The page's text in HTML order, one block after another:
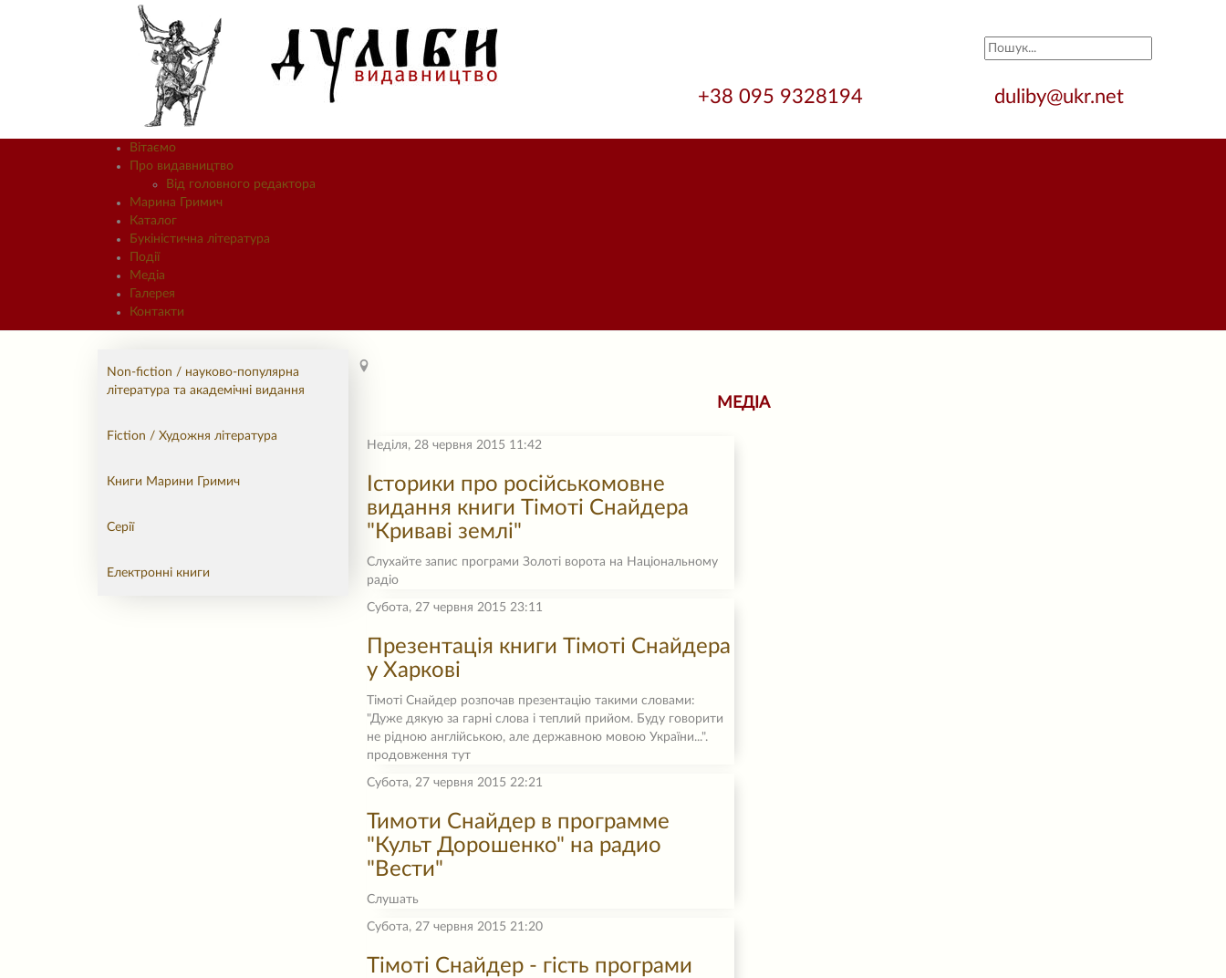
+38 095 9328194 duliby@ukr.net
Вітаємо
Про видавництво
Від головного редактора
Марина Гримич
Каталог
Букіністична література
Події
Медіа
Галерея
Контакти
Non-fiction / науково-популярна
література та академічні видання
Fiction / Художня література
Книги Марини Гримич
Серії
Електронні книги
МЕДІА
Неділя, 28 червня 2015 11:42
Історики про російськомовне
видання книги Тімоті Снайдера
"Криваві землі"
Слухайте запис програми Золоті ворота на Національному
радіо
Субота, 27 червня 2015 23:11
Презентація книги Тімоті Снайдера
у Харкові
Тімоті Снайдер розпочав презентацію такими словами:
"Дуже дякую за гарні слова і теплий прийом. Буду говорити
не рідною англійською, але державною мовою України...".
продовження тут
Субота, 27 червня 2015 22:21
Тимоти Снайдер в программе
"Культ Дорошенко" на радио
"Вести"
Слушать
Субота, 27 червня 2015 21:20
Тімоті Снайдер - гість програми